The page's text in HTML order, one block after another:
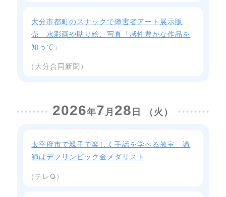
大分市都町のスナックで障害者アート展示販
売 水彩画や貼り絵、写真「感性豊かな作品を
知って」
（大分合同新聞）
2026年7 月 28 日 （火）
太宰府市で親子で楽しく手話を学べる教室 講
師はデフリンピック金メダリスト
（テレQ）